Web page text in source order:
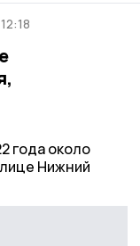
года около
Нижний